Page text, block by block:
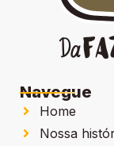
Navegue
Home
Nossa